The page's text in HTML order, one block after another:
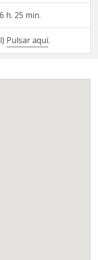
- Santiago de
6 h. 25 min.
Pulsar aquí.